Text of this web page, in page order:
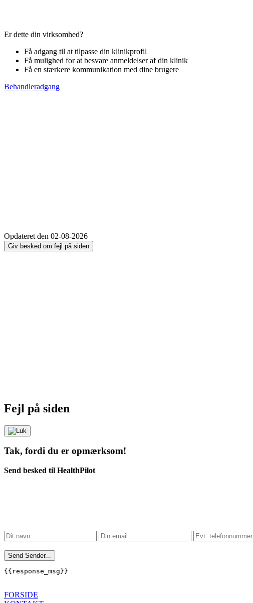
Er dette din virksomhed?
Få adgang til at tilpasse din klinikprofil
Få mulighed for at besvare anmeldelser af din klinik
Få en stærkere kommunikation med dine brugere
Behandleradgang
Opdateret den 02-08-2026
Giv besked om fejl på siden
Fejl på siden
Tak, fordi du er opmærksom!
Send besked til HealthPilot
Send Sender...
{{response_msg}}
FORSIDE